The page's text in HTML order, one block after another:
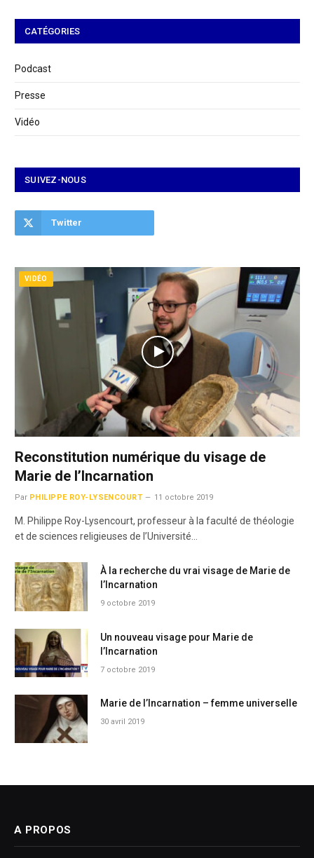
CATÉGORIES
Podcast
Presse
Vidéo
SUIVEZ-NOUS
Twitter
VIDÉO
Reconstitution numérique du visage de
Marie de l’Incarnation
Par PHILIPPE ROY-LYSENCOURT 11 octobre 2019
M. Philippe Roy-Lysencourt, professeur à la faculté de théologie
et de sciences religieuses de l’Université…
À la recherche du vrai visage de Marie de
l’Incarnation
9 octobre 2019
Un nouveau visage pour Marie de
l’Incarnation
7 octobre 2019
Marie de l’Incarnation – femme universelle
30 avril 2019
A PROPOS